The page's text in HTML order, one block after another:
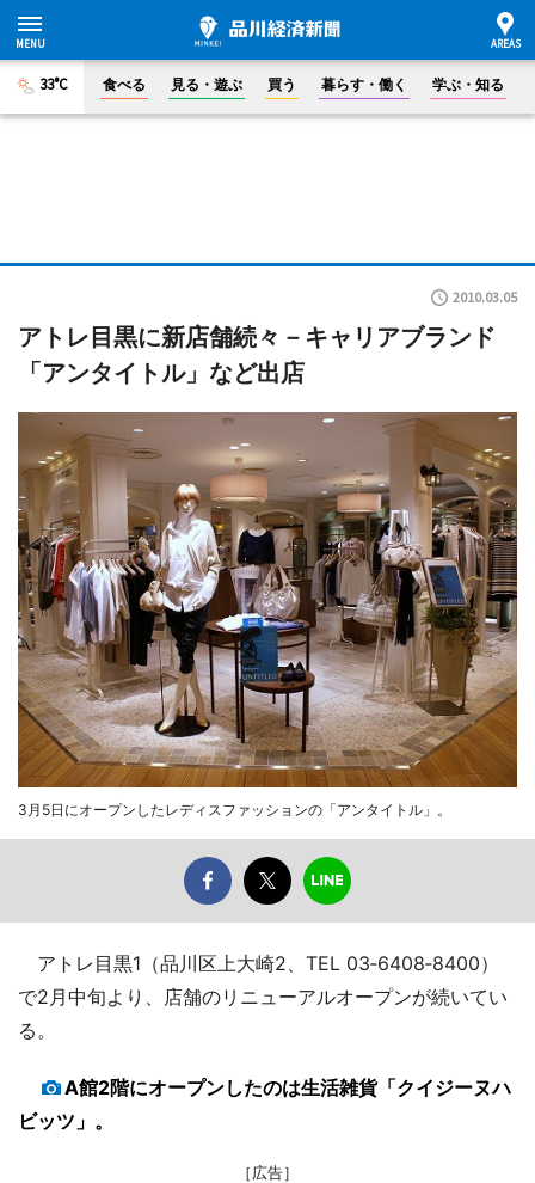
33°C 食べる 見る・遊ぶ 買う 暮らす・働く 学ぶ・知る
2010.03.05
アトレ目黒に新店舗続々－キャリアブランド
「アンタイトル」など出店
3月5日にオープンしたレディスファッションの「アンタイトル」。
アトレ目黒1（品川区上大崎2、TEL 03‐6408‐8400）
で2月中旬より、店舗のリニューアルオープンが続いてい
る。
A館2階にオープンしたのは生活雑貨「クイジーヌハ
ビッツ」。
［広告］